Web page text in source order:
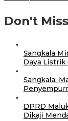
Don't Miss
Sangkala
Daya Listrik
Sangkala:
DPRD
Dikaji